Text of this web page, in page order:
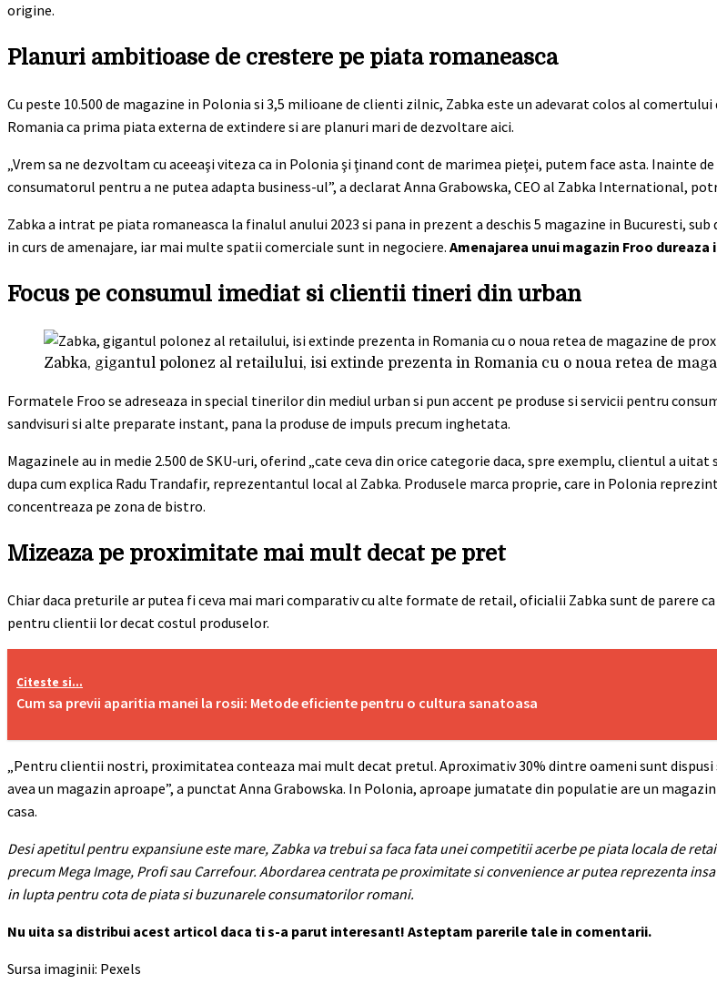
origine.
Planuri ambitioase de crestere pe piata romaneasca
Cu peste 10.500 de magazine in Polonia si 3,5 milioane de clienti zilnic, Zabka este un adevarat colos al
Romania ca prima piata externa de extindere si are planuri mari de dezvoltare aici.
„Vrem sa ne dezvoltam cu aceeaşi viteza ca in Polonia şi ţinand cont de marimea pieţei, putem face asta. Inainte
consumatorul pentru a ne putea adapta business-ul”, a declarat Anna Grabowska, CEO al Zabka International,
Zabka a intrat pe piata romaneasca la finalul anului 2023 si pana in prezent a deschis 5 magazine in Bucuresti,
in curs de amenajare, iar mai multe spatii comerciale sunt in negociere. Amenajarea unui magazin Froo dureaza
Focus pe consumul imediat si clientii tineri din urban
Zabka, gigantul polonez al retailului, isi extinde prezenta in Romania cu o noua retea de
Formatele Froo se adreseaza in special tinerilor din mediul urban si pun accent pe produse si servicii pentru
sandvisuri si alte preparate instant, pana la produse de impuls precum inghetata.
Magazinele au in medie 2.500 de SKU-uri, oferind „cate ceva din orice categorie daca, spre exemplu, clientul a uitat
dupa cum explica Radu Trandafir, reprezentantul local al Zabka. Produsele marca proprie, care in Polonia
concentreaza pe zona de bistro.
Mizeaza pe proximitate mai mult decat pe pret
Chiar daca preturile ar putea fi ceva mai mari comparativ cu alte formate de retail, oficialii Zabka sunt de parere
pentru clientii lor decat costul produselor.
Citeste si...
Cum sa previi aparitia manei la rosii: Metode eficiente pentru o cultura sanatoasa
„Pentru clientii nostri, proximitatea conteaza mai mult decat pretul. Aproximativ 30% dintre oameni sunt
avea un magazin aproape”, a punctat Anna Grabowska. In Polonia, aproape jumatate din populatie are un
casa.
Desi apetitul pentru expansiune este mare, Zabka va trebui sa faca fata unei competitii acerbe pe piata locala de
precum Mega Image, Profi sau Carrefour. Abordarea centrata pe proximitate si convenience ar putea reprezenta
in lupta pentru cota de piata si buzunarele consumatorilor romani.
Nu uita sa distribui acest articol daca ti s-a parut interesant! Asteptam parerile tale in comentarii.
Sursa imaginii: Pexels